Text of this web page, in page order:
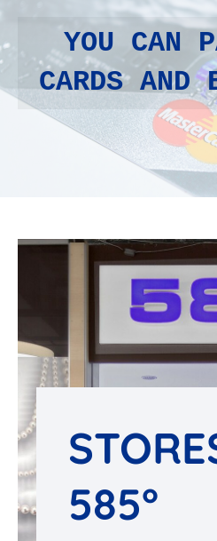
YOU CAN
CARDS AND
585°